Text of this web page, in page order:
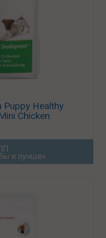
Puppy Healthy
Chicken
и лучше»